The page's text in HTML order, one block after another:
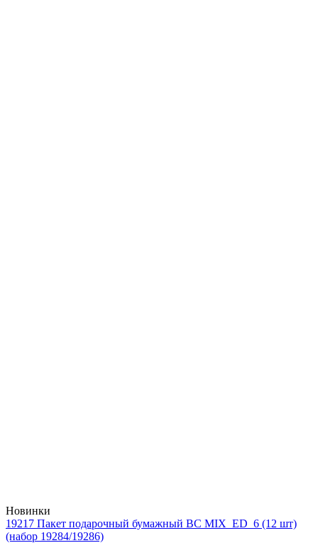
Новинки
19217 Пакет подарочный бумажный BC MIX_ED_6 (12 шт)
(набор 19284/19286)